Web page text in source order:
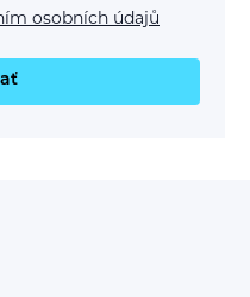
osobních údajů